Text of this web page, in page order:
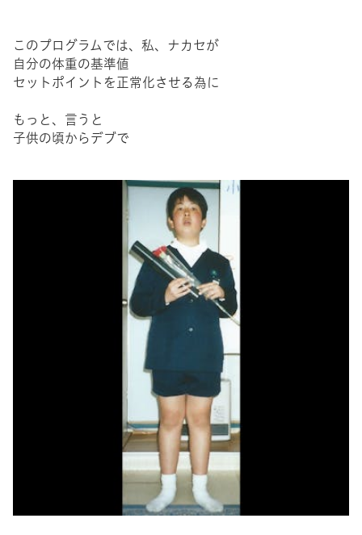
このプログラムでは、私、ナカセが
自分の体重の基準値
セットポイントを正常化させる為に
もっと、言うと
子供の頃からデブで